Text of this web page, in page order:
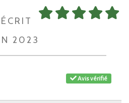
2023
Avis vérifié